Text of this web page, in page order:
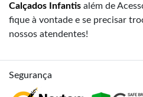
Calçados Infantis além de
fique à vontade e se precisar
nossos atendentes!
Segurança